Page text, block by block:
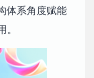
体系角度赋能
。